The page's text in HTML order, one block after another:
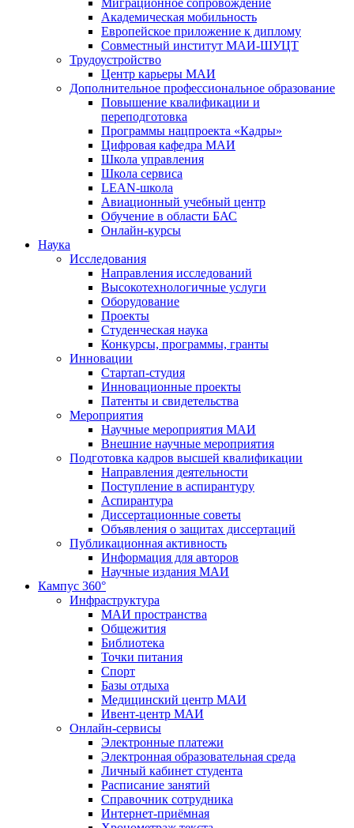
Миграционное сопровождение
Академическая мобильность
Европейское приложение к диплому
Совместный институт МАИ-ШУЦТ
Трудоустройство
Центр карьеры МАИ
Дополнительное профессиональное образование
Повышение квалификации и
переподготовка
Программы нацпроекта «Кадры»
Цифровая кафедра МАИ
Школа управления
Школа сервиса
LEAN-школа
Авиационный учебный центр
Обучение в области БАС
Онлайн-курсы
Наука
Исследования
Направления исследований
Высокотехнологичные услуги
Оборудование
Проекты
Студенческая наука
Конкурсы, программы, гранты
Инновации
Стартап-студия
Инновационные проекты
Патенты и свидетельства
Мероприятия
Научные мероприятия МАИ
Внешние научные мероприятия
Подготовка кадров высшей квалификации
Направления деятельности
Поступление в аспирантуру
Аспирантура
Диссертационные советы
Объявления о защитах диссертаций
Публикационная активность
Информация для авторов
Научные издания МАИ
Кампус 360°
Инфраструктура
МАИ пространства
Общежития
Библиотека
Точки питания
Спорт
Базы отдыха
Медицинский центр МАИ
Ивент-центр МАИ
Онлайн-сервисы
Электронные платежи
Электронная образовательная среда
Личный кабинет студента
Расписание занятий
Справочник сотрудника
Интернет-приёмная